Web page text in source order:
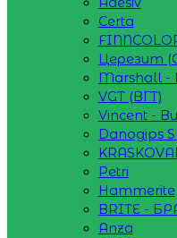
Certa
Церезит
Marshall -
VGT (ВГТ)
Vincent -
Danogips
Petri
Hammerite
BRITE -
Anza